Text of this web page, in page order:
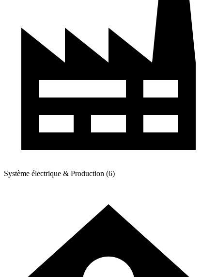
Système électrique & Production (6)